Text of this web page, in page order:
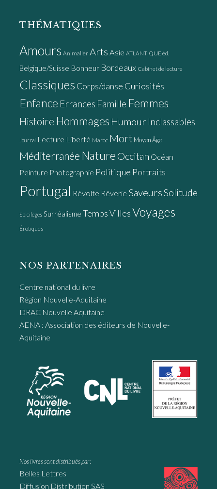
THÉMATIQUES
Amours Animalier Arts Asie ATLANTIQUE éd.
Belgique/Suisse Bonheur Bordeaux Cabinet de lecture
Classiques Corps/danse Curiosités
Enfance Errances Famille Femmes
Histoire Hommages Humour Inclassables
Journal Lecture Liberté Maroc Mort Moyen Âge
Méditerranée Nature Occitan Océan
Peinture Photographie Politique Portraits
Portugal Révolte Rêverie Saveurs Solitude
Spicilèges Surréalisme TempsVillesVoyages
Érotiques
NOS PARTENAIRES
Centre national du livre
Région Nouvelle-Aquitaine
DRAC Nouvelle Aquitaine
AENA : Association des éditeurs de Nouvelle-
Aquitaine
Nos livres sont distribués par :
Belles Lettres
Diffusion Distribution SAS